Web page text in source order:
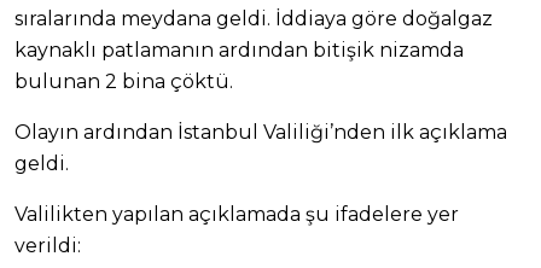
sıralarında meydana geldi. İddiaya göre doğalgaz
kaynaklı patlamanın ardından bitişik nizamda
bulunan 2 bina çöktü.
Olayın ardından İstanbul Valiliği’nden ilk açıklama
geldi.
Valilikten yapılan açıklamada şu ifadelere yer
verildi: